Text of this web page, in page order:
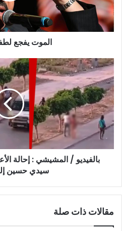
الموت يفجع
بالفيديو
/
المشيشي
:
إحالة
الأعوان
المتورطين
في
حادثة
سيديبالفيديو / المشيشي : إحالة
سيدي حسين
مقالات ذات صلة